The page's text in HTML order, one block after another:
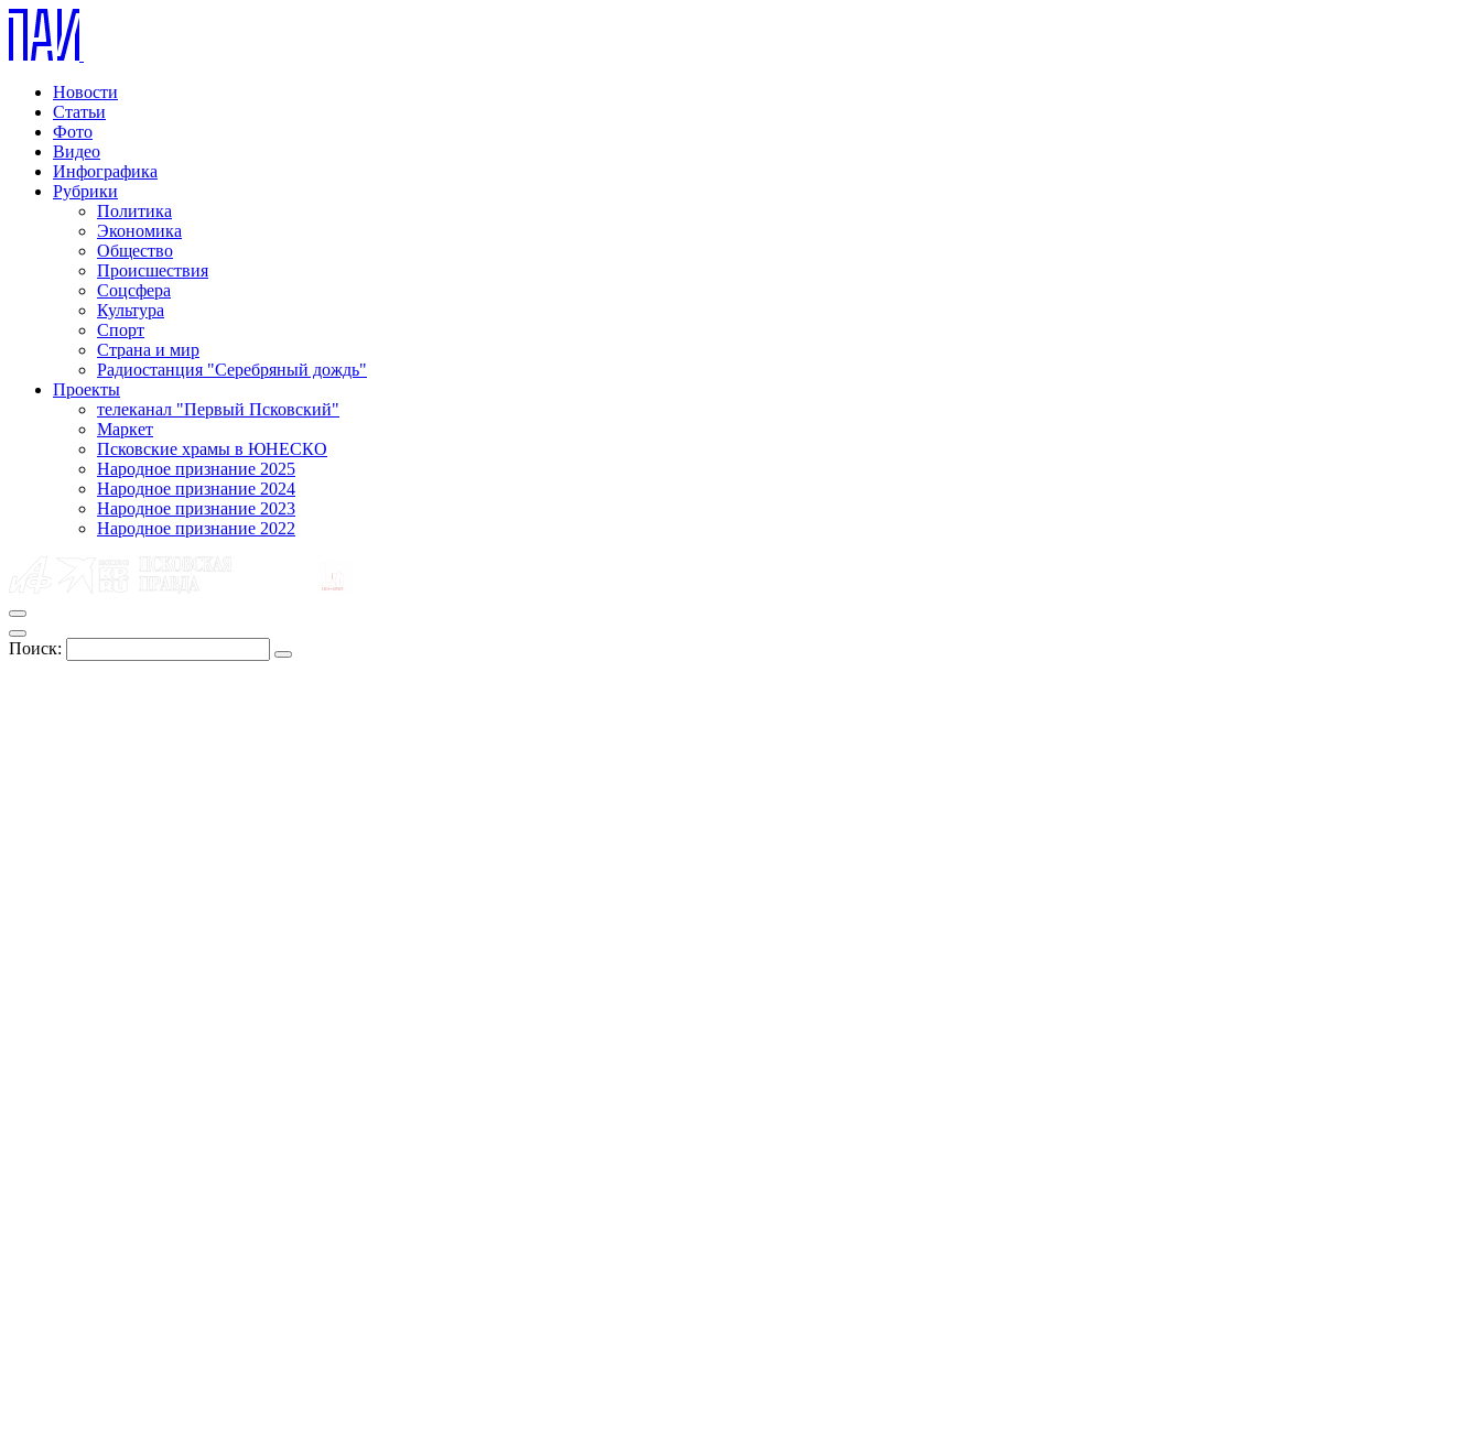
Новости
Статьи
Фото
Видео
Инфографика
Рубрики
Политика
Экономика
Общество
Происшествия
Соцсфера
Культура
Спорт
Страна и мир
Радиостанция "Серебряный дождь"
Проекты
телеканал "Первый Псковский"
Маркет
Псковские храмы в ЮНЕСКО
Народное признание 2025
Народное признание 2024
Народное признание 2023
Народное признание 2022
Поиск: